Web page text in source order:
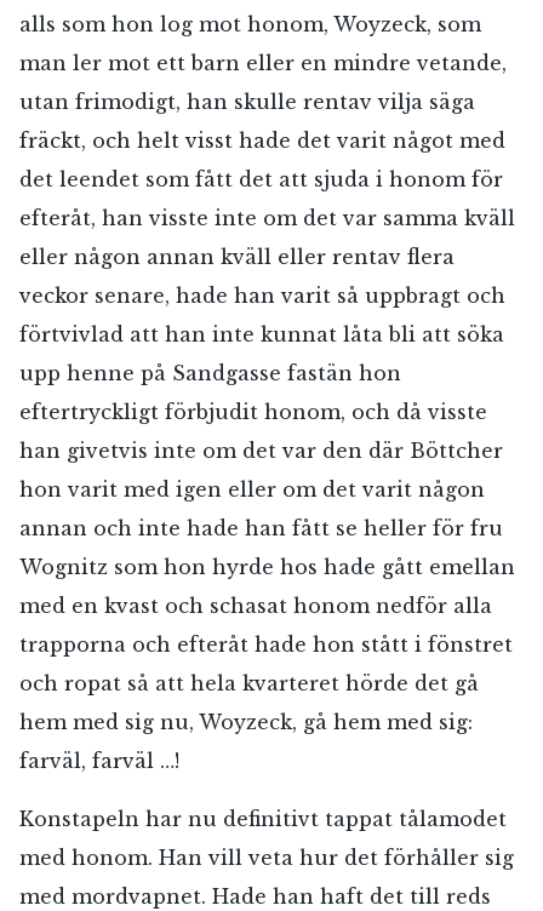
alls som hon log mot honom, Woyzeck, som
man ler mot ett barn eller en mindre vetande,
utan frimodigt, han skulle rentav vilja säga
fräckt, och helt visst hade det varit något med
det leendet som fått det att sjuda i honom för
efteråt, han visste inte om det var samma kväll
eller någon annan kväll eller rentav flera
veckor senare, hade han varit så uppbragt och
förtvivlad att han inte kunnat låta bli att söka
upp henne på Sandgasse fastän hon
eftertryckligt förbjudit honom, och då visste
han givetvis inte om det var den där Böttcher
hon varit med igen eller om det varit någon
annan och inte hade han fått se heller för fru
Wognitz som hon hyrde hos hade gått emellan
med en kvast och schasat honom nedför alla
trapporna och efteråt hade hon stått i fönstret
och ropat så att hela kvarteret hörde det gå
hem med sig nu, Woyzeck, gå hem med sig:
farväl, farväl …!
Konstapeln har nu definitivt tappat tålamodet
med honom. Han vill veta hur det förhåller sig
med mordvapnet. Hade han haft det till reds